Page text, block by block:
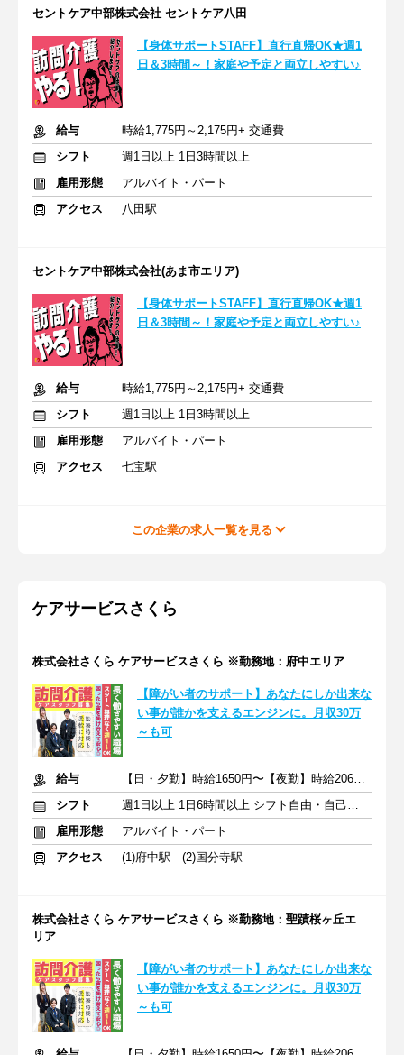
セントケア中部株式会社 セントケア八田
【身体サポートSTAFF】直行直帰OK★週1
日＆3時間～！家庭や予定と両立しやすい♪
給与
時給1,775円～2,175円+ 交通費
シフト
週1日以上 1日3時間以上
雇用形態
アルバイト・パート
アクセス
八田駅
セントケア中部株式会社(あま市エリア)
【身体サポートSTAFF】直行直帰OK★週1
日＆3時間～！家庭や予定と両立しやすい♪
給与
時給1,775円～2,175円+ 交通費
シフト
週1日以上 1日3時間以上
雇用形態
アルバイト・パート
アクセス
七宝駅
この企業の求人一覧を見る
ケアサービスさくら
株式会社さくら ケアサービスさくら ※勤務地：府中エリア
【障がい者のサポート】あなたにしか出来な
い事が誰かを支えるエンジンに。月収30万
～も可
給与
【⽇・夕勤】時給1650円〜【夜勤】時給2063円〜※交通費全額支給
シフト
週1日以上 1日6時間以上 シフト自由・自己申告
雇用形態
アルバイト・パート
アクセス
(1)府中駅 (2)国分寺駅
株式会社さくら ケアサービスさくら ※勤務地：聖蹟桜ヶ丘エ
リア
【障がい者のサポート】あなたにしか出来な
い事が誰かを支えるエンジンに。月収30万
～も可